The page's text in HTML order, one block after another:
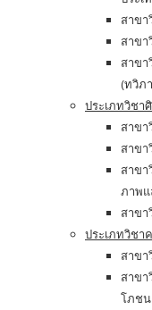
สาขา
สาขา
สาข
(ทวิภ
ประเภทวิชา
สาขา
สาข
สาขา
ภาพ
สาขา
ประเภทวิชา
สาข
สาขา
โภชน